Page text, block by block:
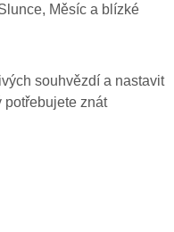
Měsíc a blízké
souhvězdí a nastavit
potřebujete znát